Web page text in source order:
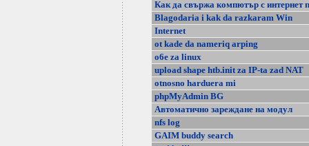
Как да свържа компютър с интернет
Blagodaria i kak da razkaram Win
Internet
ot kade da nameriq arping
o6e za linux
upload shape htb.init za IP-ta zad NAT
otnosno harduera mi
phpMyAdmin BG
Автоматично зареждане на модул
nfs log
GAIM buddy search